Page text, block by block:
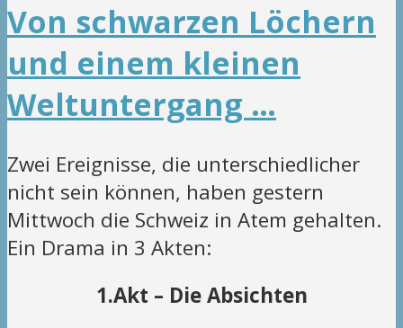
Von schwarzen Löchern
und einem kleinen
Weltuntergang …
Zwei Ereignisse, die unterschiedlicher
nicht sein können, haben gestern
Mittwoch die Schweiz in Atem gehalten.
Ein Drama in 3 Akten:
1.Akt – Die Absichten